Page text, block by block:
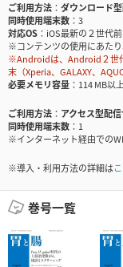
ご利用方法
ダウンロード
同時使用端末数
3
対応OS
iOS最新の２世代
※コンテンツの使用にあた
※Androidは、Android２世
末（Xperia、GALAXY、
必要メモリ容量
114 MB以上
ご利用方法
アクセス型配
同時使用端末数
1
※インターネット経由での
※導入・利用方法の詳細は
巻号一覧